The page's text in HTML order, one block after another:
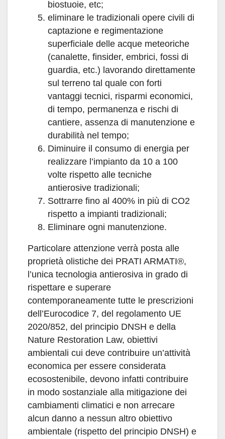
biostuoie, etc;
eliminare le tradizionali opere civili di
captazione e regimentazione
superficiale delle acque meteoriche
(canalette, finsider, embrici, fossi di
guardia, etc.) lavorando direttamente
sul terreno tal quale con forti
vantaggi tecnici, risparmi economici,
di tempo, permanenza e rischi di
cantiere, assenza di manutenzione e
durabilità nel tempo;
Diminuire il consumo di energia per
realizzare l’impianto da 10 a 100
volte rispetto alle tecniche
antierosive tradizionali;
Sottrarre fino al 400% in più di CO2
rispetto a impianti tradizionali;
Eliminare ogni manutenzione.
Particolare attenzione verrà posta alle
proprietà olistiche dei PRATI ARMATI®,
l’unica tecnologia antierosiva in grado di
rispettare e superare
contemporaneamente tutte le prescrizioni
dell’Eurocodice 7, del regolamento UE
2020/852, del principio DNSH e della
Nature Restoration Law, obiettivi
ambientali cui deve contribuire un’attività
economica per essere considerata
ecosostenibile, devono infatti contribuire
in modo sostanziale alla mitigazione dei
cambiamenti climatici e non arrecare
alcun danno a nessun altro obiettivo
ambientale (rispetto del principio DNSH) e